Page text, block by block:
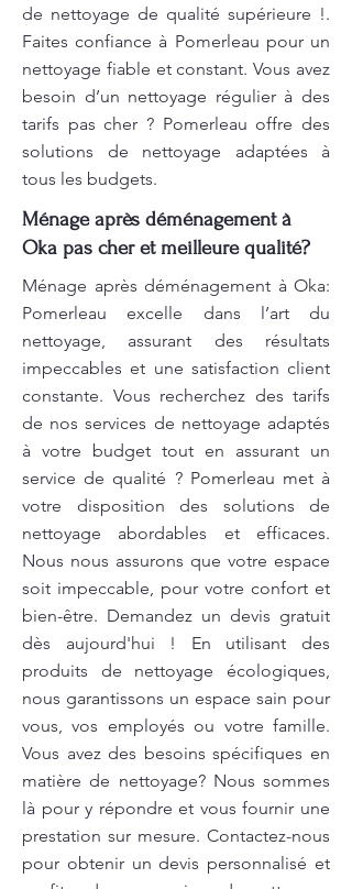
de nettoyage de qualité supérieure !.
Faites confiance à Pomerleau pour un
nettoyage fiable et constant. Vous avez
besoin d’un nettoyage régulier à des
tarifs pas cher ? Pomerleau offre des
solutions de nettoyage adaptées à
tous les budgets.
Ménage après déménagement à
Oka pas cher et meilleure qualité?
Ménage après déménagement à Oka:
Pomerleau excelle dans l’art du
nettoyage, assurant des résultats
impeccables et une satisfaction client
constante. Vous recherchez des tarifs
de nos services de nettoyage adaptés
à votre budget tout en assurant un
service de qualité ? Pomerleau met à
votre disposition des solutions de
nettoyage abordables et efficaces.
Nous nous assurons que votre espace
soit impeccable, pour votre confort et
bien-être. Demandez un devis gratuit
dès aujourd'hui ! En utilisant des
produits de nettoyage écologiques,
nous garantissons un espace sain pour
vous, vos employés ou votre famille.
Vous avez des besoins spécifiques en
matière de nettoyage? Nous sommes
là pour y répondre et vous fournir une
prestation sur mesure. Contactez-nous
pour obtenir un devis personnalisé et